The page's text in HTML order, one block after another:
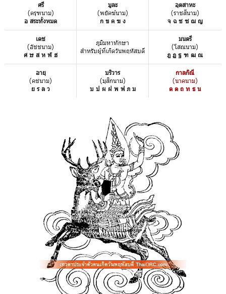
ศรี
(ครุฑนาม)
อ สระทั้งหมด
มูละ
(พยัคฆ์นาม)
ก ข ค ฆ ง
อุตสาหะ
(ราชสีนาม)
จ ฉ ช ซ ฌ ญ
เดช
(อัชชนาม)
ศ ษ ส ห ฬ ฮ
ภูมิมหาทักษา
สำหรับผู้ที่เกิดวันพฤหัสบดี
มนตรี
(โสณนาม)
ฎ ฏ ฐ ฑ ฒ ณ
อายุ
(คชนาม)
ย ร ล ว
บริวาร
(มุสิกนาม)
บ ป ผ ฝ พ ฟ ภ ม
กาลกิณี
(นาคนาม)
ด ต ถ ท ธ น